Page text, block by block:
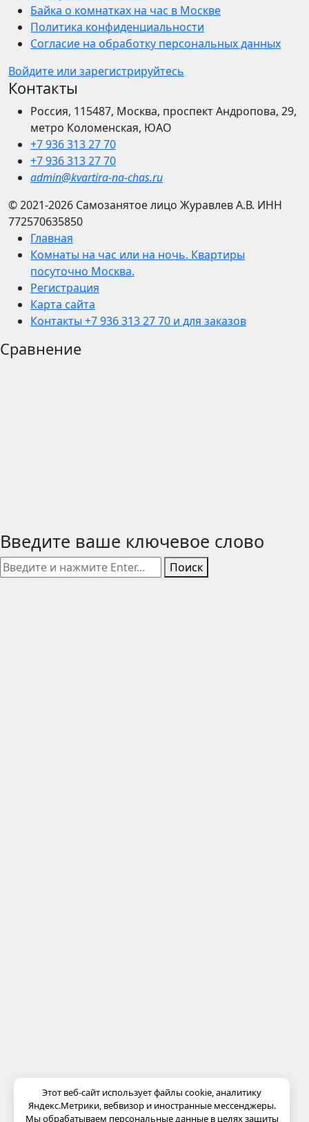
Байка о комнатках на час в Москве
Политика конфиденциальности
Согласие на обработку персональных данных
Войдите или зарегистрируйтесь
Контакты
Россия, 115487, Москва, проспект Андропова, 29,
метро Коломенская, ЮАО
+7 936 313 27 70
+7 936 313 27 70
admin@kvartira-na-chas.ru
© 2021-2026 Самозанятое лицо Журавлев А.В. ИНН
772570635850
Главная
Комнаты на час или на ночь. Квартиры
посуточно Москва.
Регистрация
Карта сайта
Контакты +7 936 313 27 70 и для заказов
Сравнение
Введите ваше ключевое слово
Поиск
Этот веб-сайт использует файлы cookie, аналитику
Яндекс.Метрики, вебвизор и иностранные мессенджеры.
Мы обрабатываем персональные данные в целях защиты